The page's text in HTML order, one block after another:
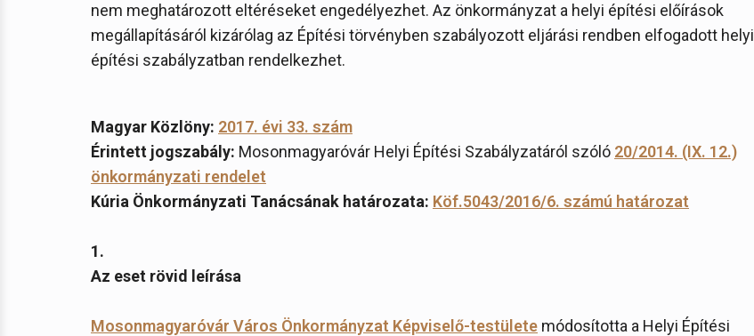
nem meghatározott eltéréseket engedélyezhet. Az önkormányzat a helyi építési előírások
megállapításáról kizárólag az Építési törvényben szabályozott eljárási rendben elfogadott helyi
építési szabályzatban rendelkezhet.
Magyar Közlöny: 2017. évi 33. szám
Érintett jogszabály: Mosonmagyaróvár Helyi Építési Szabályzatáról szóló 20/2014. (IX. 12.)
önkormányzati rendelet
Kúria Önkormányzati Tanácsának határozata: Köf.5043/2016/6. számú határozat
1.
Az eset rövid leírása
Mosonmagyaróvár Város Önkormányzat Képviselő-testülete módosította a Helyi Építési